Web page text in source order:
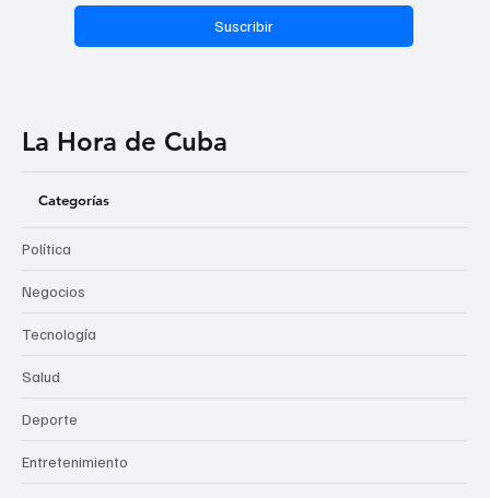
Suscribir
La Hora de Cuba
Categorías
Política
Negocios
Tecnología
Salud
Deporte
Entretenimiento